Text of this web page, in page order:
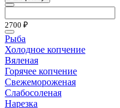
2700 ₽
Рыба
Холодное копчение
Вяленая
Горячее копчение
Свежемороженая
Слабосоленая
Нарезка